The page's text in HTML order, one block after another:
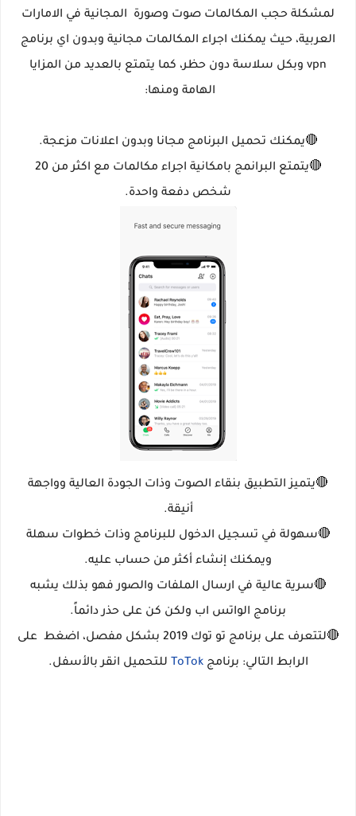
لمشكلة حجب المكالمات صوت وصورة المجانية في الامارات
العربية، حيث يمكنك اجراء المكالمات مجانية وبدون اي برنامج
vpn وبكل سلاسة دون حظر، كما يتمتع بالعديد من المزايا
الهامة ومنها:
🔴يمكنك تحميل البرنامج مجانا وبدون اعلانات مزعجة.
🔴
يتمتع البرانمج بامكانية اجراء مكالمات مع اكثر من 20
شخص دفعة واحدة.
🔴يتميز التطبيق بنقاء الصوت وذات الجودة العالية وواجهة
أنيقة.
🔴سهولة في تسجيل الدخول للبرنامج وذات خطوات سهلة
ويمكنك إنشاء أكثر من حساب عليه.
🔴سرية عالية في ارسال الملفات والصور فهو بذلك يشبه
برنامج الواتس اب ولكن كن على حذر دائماً.
🔴
لتتعرف على برنامج تو توك 2019 بشكل مفصل، اضغط على
الرابط التالي: برنامجToTok للتحميل انقر بالأسفل.